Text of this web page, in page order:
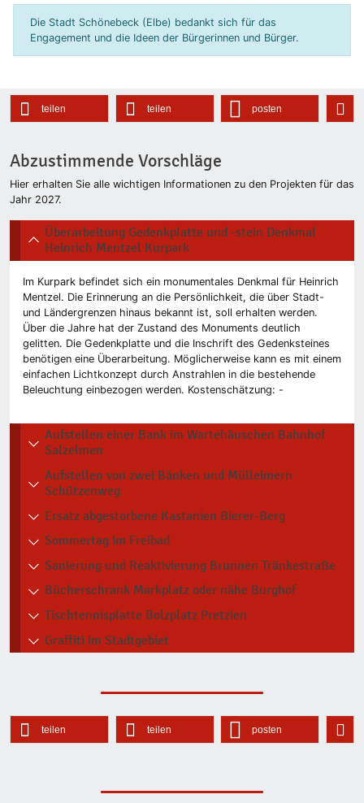
Die Stadt Schönebeck (Elbe) bedankt sich für das
Engagement und die Ideen der Bürgerinnen und Bürger.
teilen teilen posten
Abzustimmende Vorschläge
Hier erhalten Sie alle wichtigen Informationen zu den Projekten für das
Jahr 2027.
Überarbeitung Gedenkplatte und -stein Denkmal
Heinrich Mentzel Kurpark
Im Kurpark befindet sich ein monumentales Denkmal für Heinrich
Mentzel. Die Erinnerung an die Persönlichkeit, die über Stadt-
und Ländergrenzen hinaus bekannt ist, soll erhalten werden.
Über die Jahre hat der Zustand des Monuments deutlich
gelitten. Die Gedenkplatte und die Inschrift des Gedenksteines
benötigen eine Überarbeitung. Möglicherweise kann es mit einem
einfachen Lichtkonzept durch Anstrahlen in die bestehende
Beleuchtung einbezogen werden. Kostenschätzung: -
Aufstellen einer Bank im Wartehäuschen Bahnhof
Salzelmen
Aufstellen von zwei Bänken und Mülleimern
Schützenweg
Ersatz abgestorbene Kastanien Bierer-Berg
Sommertag im Freibad
Sanierung und Reaktivierung Brunnen Tränkestraße
Bücherschrank Markplatz oder nähe Burghof
Tischtennisplatte Bolzplatz Pretzien
Graffiti im Stadtgebiet
teilen teilen posten